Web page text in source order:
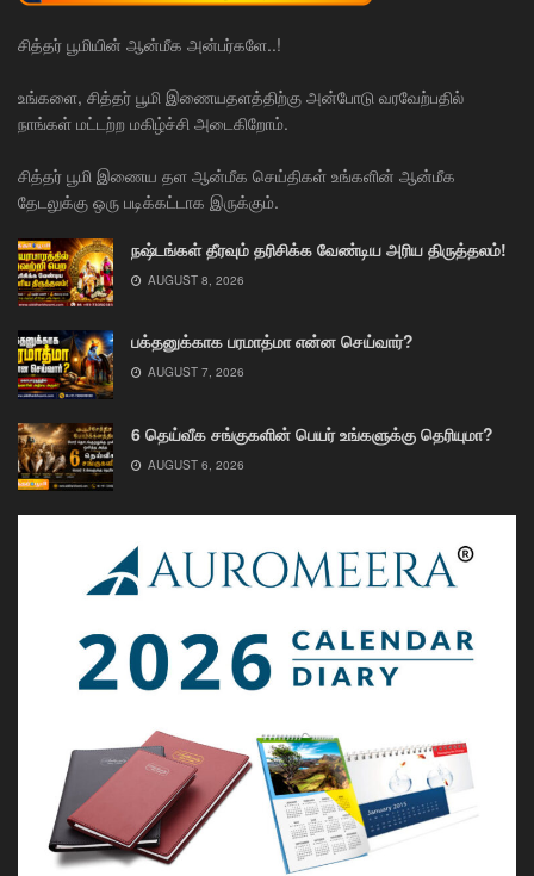
சித்தர் பூமியின் ஆன்மீக அன்பர்களே..!
உங்களை, சித்தர் பூமி இணையதளத்திற்கு அன்போடு வரவேற்பதில்
நாங்கள் மட்டற்ற மகிழ்ச்சி அடைகிறோம்.
சித்தர் பூமி இணைய தள ஆன்மீக செய்திகள் உங்களின் ஆன்மீக
தேடலுக்கு ஒரு படிக்கட்டாக இருக்கும்.
நஷ்டங்கள் தீரவும் தரிசிக்க வேண்டிய அரிய திருத்தலம்!
AUGUST 8, 2026
பக்தனுக்காக பரமாத்மா என்ன செய்வார்?
AUGUST 7, 2026
6 தெய்வீக சங்குகளின் பெயர் உங்களுக்கு தெரியுமா?
AUGUST 6, 2026